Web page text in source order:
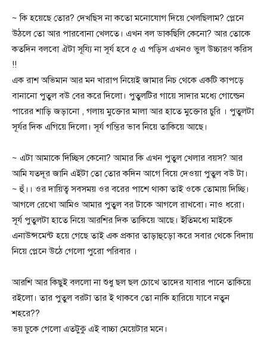
~ কি হয়েছে তোর? দেখছিস না কতো মনোযোগ দিয়ে খেলছিলাম? প্লেনে
উঠলে তো আর পারবোনা খেলতে। এখন বল ডাকছিলি কেনো? আর তোকে
কতদিন বলবো ঐটা সূয্যি না সূর্য হবে ৫ এ পড়িস এখনও ভুল উচ্চারণ করিস
!!
এক রাশ অভিমান আর মন খারাপ নিয়েই জামার নিচ থেকে একটি কাপড়ে
বানানো পুতুল বউ বের করে দিলো। পুতুলটির গায়ে সাদার মধ্যে গোল্ডেন
পারের শাড়ি জড়ানো , গলায় মুক্তোর মালা আর হাতে মুক্তোর চুরি । পুতুলটা
সূর্যর দিক এগিয়ে দিলো। সূর্য গম্ভির ভাব নিয়ে তাকিয়ে আছে।
~ এটা আমাকে দিচ্ছিস কেনো? আমার কি এখন পুতুল খেলার বয়স? আর
আমি যতদূর জানি এইটা তো তোর কদিন আগে বিয়ে দেওয়া পুতুল বউ টা।
~ হুঁ।। ওর দায়িত্ব সবসময় ওর বরের পাশে থাকা তাই ওকে তোমায় দিচ্ছি।
আগলে রেখো আমিও আমার পুতুল বর টাকে আগলে রাখবো। নাও ধরো।
সূর্য পুতুলটা হাতে নিয়ে আরশির দিক তাকিয়ে আছে। ইতিমধ্যে মাইকে
এনাউন্সমেন্ট হয়ে গেছে তাই এক প্রকার তাড়াহুড়ো করে সবার থেকে বিদায়
নিয়ে প্লেনে উঠে গেলো পুরো পরিবার ।
আরশি আর কিছুই বললো না শুধু ছল ছল চোখে তাদের যাবার পানে তাকিয়ে
রইলো। তার পুতুল বরটা তার ই থাকবে তো নাকি হারিয়ে যাবে নতুন
শহরে??
ভয় ঢুকে গেলো এতটুকু এই বাচ্চা মেয়েটার মনে।